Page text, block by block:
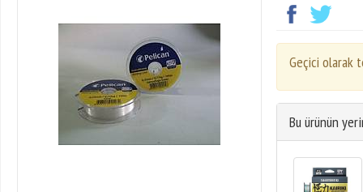
Geçici olarak
Bu ürünün